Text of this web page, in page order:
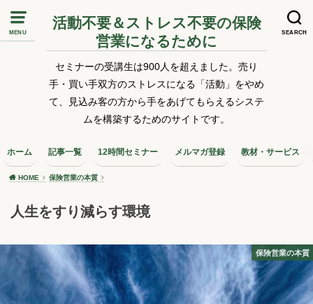
MENU SEARCH
活動不要＆ストレス不要の保険
営業になるために
セミナーの受講生は900人を超えました。売り
手・買い手双方のストレスになる「活動」をやめ
て、見込み客の方から手をあげてもらえるシステ
ムを構築するためのサイトです。
ホーム 記事一覧 12時間セミナー メルマガ登録 教材・サービス
HOME 保険営業の本質
人生をすり減らす環境
保険営業の本質